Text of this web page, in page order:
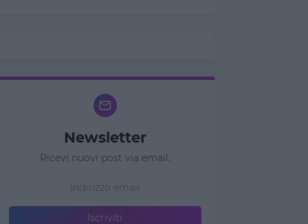
Newsletter
Ricevi nuovi post via email.